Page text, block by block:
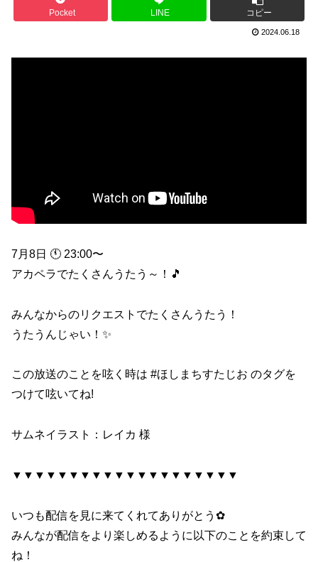
Pocket LINE コピー
2024.06.18
7月8日 🕚 23:00〜
アカペラでたくさんうたう～！🎵
みんなからのリクエストでたくさんうたう！
うたうんじゃい！✨
この放送のことを呟く時は #ほしまちすたじお のタグを
つけて呟いてね!
サムネイラスト：レイカ 様
▼▼▼▼▼▼▼▼▼▼▼▼▼▼▼▼▼▼▼▼
いつも配信を見に来てくれてありがとう✿
みんなが配信をより楽しめるように以下のことを約束して
ね！